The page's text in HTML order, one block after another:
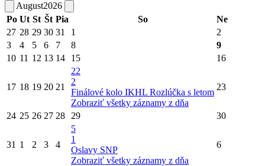
August2026
Po Ut St Št Pia So
Ne
27 28 29 30 31 1
2
3
4 5 6 7 8
9
10 11 12 13 14 15 16
17 18 19 20 21
22
2
Finálové kolo IKHL Rozlúčka s letom
Zobraziť všetky záznamy z dňa
23
24 25 26 27 28 29 30
31 1 2 3 4
5
1
Oslavy SNP
Zobraziť všetky záznamy z dňa
6